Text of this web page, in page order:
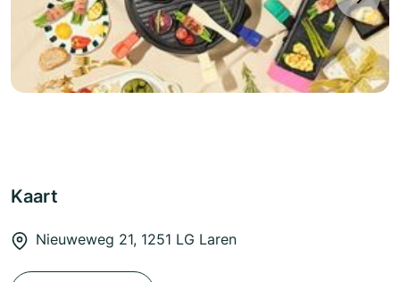
Kaart
Nieuweweg 21, 1251 LG Laren